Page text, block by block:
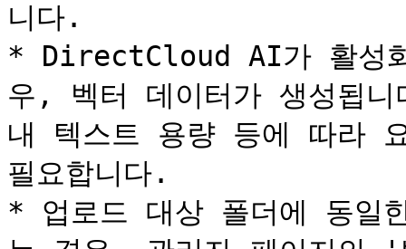
니다.
* DirectCloud AI가 활성화
우, 벡터 데이터가 생성됩
내 텍스트 용량 등에 따라
필요합니다.
* 업로드 대상 폴더에 동일